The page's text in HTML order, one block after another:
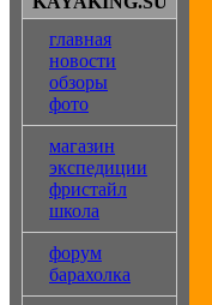
главная
новости
обзоры
фото
магазин
экспедиции
фристайл
школа
форум
барахолка